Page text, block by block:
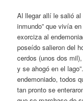
Al llegar allí le salió al
inmundo” que vivía
exorciza al
poseído salieron del
cerdos (unos dos
y se ahogó en el
endemoniado, todos
tan pronto se